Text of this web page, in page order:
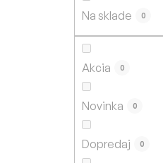
Na sklade 0
Akcia 0
Novinka 0
Dopredaj 0